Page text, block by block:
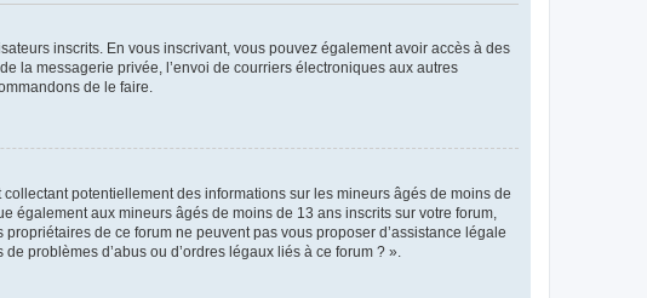
inscrits. En vous inscrivant, vous pouvez également avoir accès à des
la messagerie privée, l’envoi de courriers électroniques aux autres
de le faire.
potentiellement des informations sur les mineurs âgés de moins de
également aux mineurs âgés de moins de 13 ans inscrits sur votre forum,
de ce forum ne peuvent pas vous proposer d’assistance légale
problèmes d’abus ou d’ordres légaux liés à ce forum ? ».